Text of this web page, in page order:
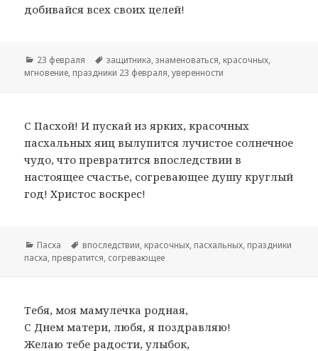
добивайся всех своих целей!
Рубрики
23 февраля Метки
защитника,знаменоваться, красочных,
мгновение, праздники 23 февраля,уверенности
С Пасхой! И пускай из ярких, красочных
пасхальных яиц вылупится лучистое солнечное
чудо, что превратится впоследствии в
настоящее счастье, согревающее душу круглый
год! Христос воскрес!
Рубрики
Пасха Метки
впоследствии, красочных, пасхальных, праздники
пасха, превратится, согревающее
Тебя, моя мамулечка родная,
С Днем матери, любя, я поздравляю!
Желаю тебе радости, улыбок,